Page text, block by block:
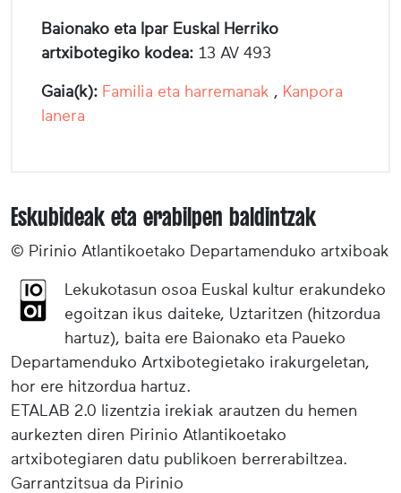
Baionako eta Ipar Euskal Herriko
artxibotegiko kodea: 13 AV 493
Gaia(k): Familia eta harremanak , Kanpora
lanera
Eskubideak eta erabilpen baldintzak
© Pirinio Atlantikoetako Departamenduko artxiboak
Lekukotasun osoa Euskal kultur erakundeko
egoitzan ikus daiteke, Uztaritzen (hitzordua
hartuz), baita ere Baionako eta Paueko
Departamenduko Artxibotegietako irakurgeletan,
hor ere hitzordua hartuz.
ETALAB 2.0 lizentzia irekiak arautzen du hemen
aurkezten diren Pirinio Atlantikoetako
artxibotegiaren datu publikoen berrerabiltzea.
Garrantzitsua da Pirinio